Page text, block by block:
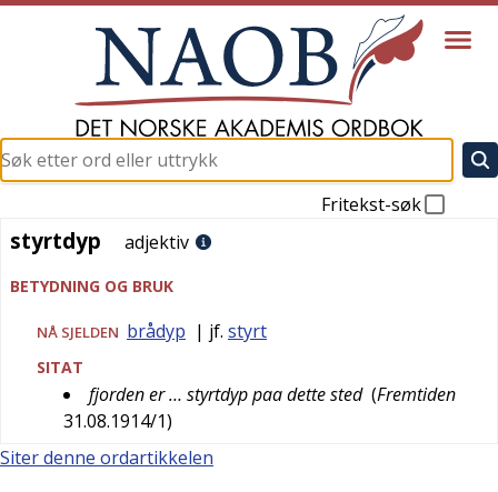
Fritekst-søk
styrtdyp
styrtdyp adjektiv
BETYDNING OG BRUK
NÅ SJELDEN brådyp | jf. styrt
SITAT
fjorden er … styrtdyp paa dette sted (Fremtiden
31.08.1914/1)
Siter denne ordartikkelen